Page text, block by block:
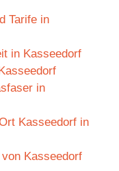
Tarife in
in Kasseedorf
in
Kasseedorf in
Kasseedorf